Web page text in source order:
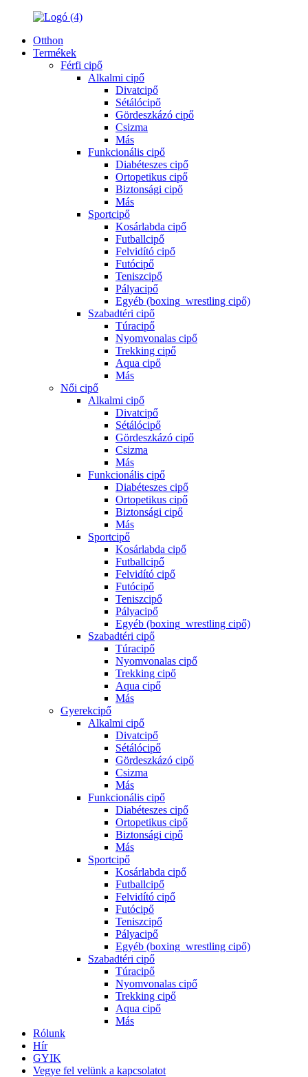
Otthon
Termékek
Férfi cipő
Alkalmi cipő
Divatcipő
Sétálócipő
Gördeszkázó cipő
Csizma
Más
Funkcionális cipő
Diabéteszes cipő
Ortopetikus cipő
Biztonsági cipő
Más
Sportcipő
Kosárlabda cipő
Futballcipő
Felvidító cipő
Futócipő
Teniszcipő
Pályacipő
Egyéb (boxing_wrestling cipő)
Szabadtéri cipő
Túracipő
Nyomvonalas cipő
Trekking cipő
Aqua cipő
Más
Női cipő
Alkalmi cipő
Divatcipő
Sétálócipő
Gördeszkázó cipő
Csizma
Más
Funkcionális cipő
Diabéteszes cipő
Ortopetikus cipő
Biztonsági cipő
Más
Sportcipő
Kosárlabda cipő
Futballcipő
Felvidító cipő
Futócipő
Teniszcipő
Pályacipő
Egyéb (boxing_wrestling cipő)
Szabadtéri cipő
Túracipő
Nyomvonalas cipő
Trekking cipő
Aqua cipő
Más
Gyerekcipő
Alkalmi cipő
Divatcipő
Sétálócipő
Gördeszkázó cipő
Csizma
Más
Funkcionális cipő
Diabéteszes cipő
Ortopetikus cipő
Biztonsági cipő
Más
Sportcipő
Kosárlabda cipő
Futballcipő
Felvidító cipő
Futócipő
Teniszcipő
Pályacipő
Egyéb (boxing_wrestling cipő)
Szabadtéri cipő
Túracipő
Nyomvonalas cipő
Trekking cipő
Aqua cipő
Más
Rólunk
Hír
GYIK
Vegye fel velünk a kapcsolatot